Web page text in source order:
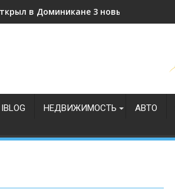
в Доминикане 3 новых отеля
на спортивный туризм
IBLOG НЕДВИЖИМОСТЬ АВТО